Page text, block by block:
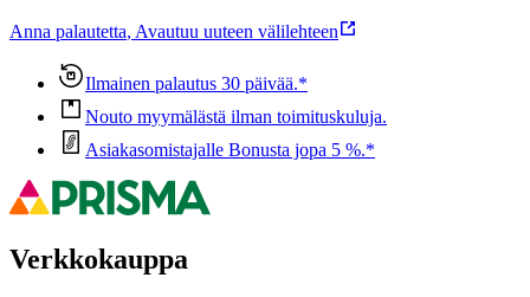
Anna palautetta, Avautuu uuteen välilehteen
Ilmainen palautus 30 päivää.*
Nouto myymälästä ilman toimituskuluja.
Asiakasomistajalle Bonusta jopa 5 %.*
Verkkokauppa